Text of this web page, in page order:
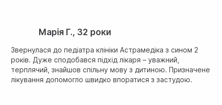
Марія Г., 32 роки
Звернулася до педіатра клініки Астрамедіка з сином 2
років. Дуже сподобався підхід лікаря – уважний,
терплячий, знайшов спільну мову з дитиною. Призначене
лікування допомогло швидко впоратися з застудою.